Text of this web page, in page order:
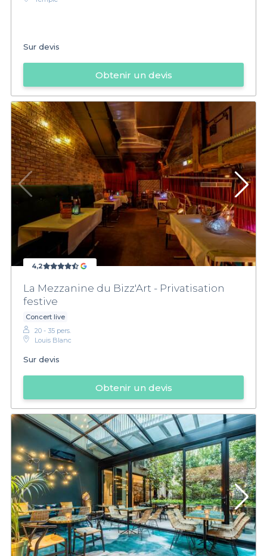
Sur devis
Obtenir un devis
4,2
La Mezzanine du Bizz'Art - Privatisation
festive
Concert live
20 - 35 pers.
Louis Blanc
Sur devis
Obtenir un devis